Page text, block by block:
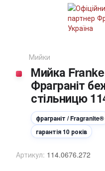
Мийки
Мийка
Фраграніт
стільницю
фраграніт / Fragranite®
гарантія 10 років
Артикул: 114.0676.272